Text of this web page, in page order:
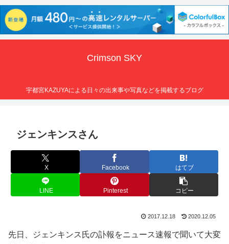
Crimson SKY
宇都宮KAZUYAによる日々の出来事や写真などを掲載するブログ
ジェンキンスさん
X Facebook はてブ
LINE Pinterest コピー
2017.12.18 2020.12.05
先日、ジェンキンス氏の訃報をニュース速報で聞いて大変